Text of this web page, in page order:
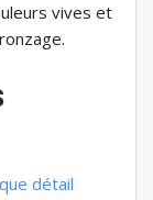
vives et
détail